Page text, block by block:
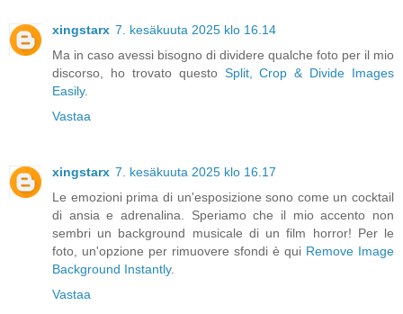
xingstarx 7. kesäkuuta 2025 klo 16.14
Ma in caso avessi bisogno di dividere qualche foto per il mio
discorso, ho trovato questo Split, Crop & Divide Images
Easily.
Vastaa
xingstarx 7. kesäkuuta 2025 klo 16.17
Le emozioni prima di un'esposizione sono come un cocktail
di ansia e adrenalina. Speriamo che il mio accento non
sembri un background musicale di un film horror! Per le
foto, un'opzione per rimuovere sfondi è qui Remove Image
Background Instantly.
Vastaa